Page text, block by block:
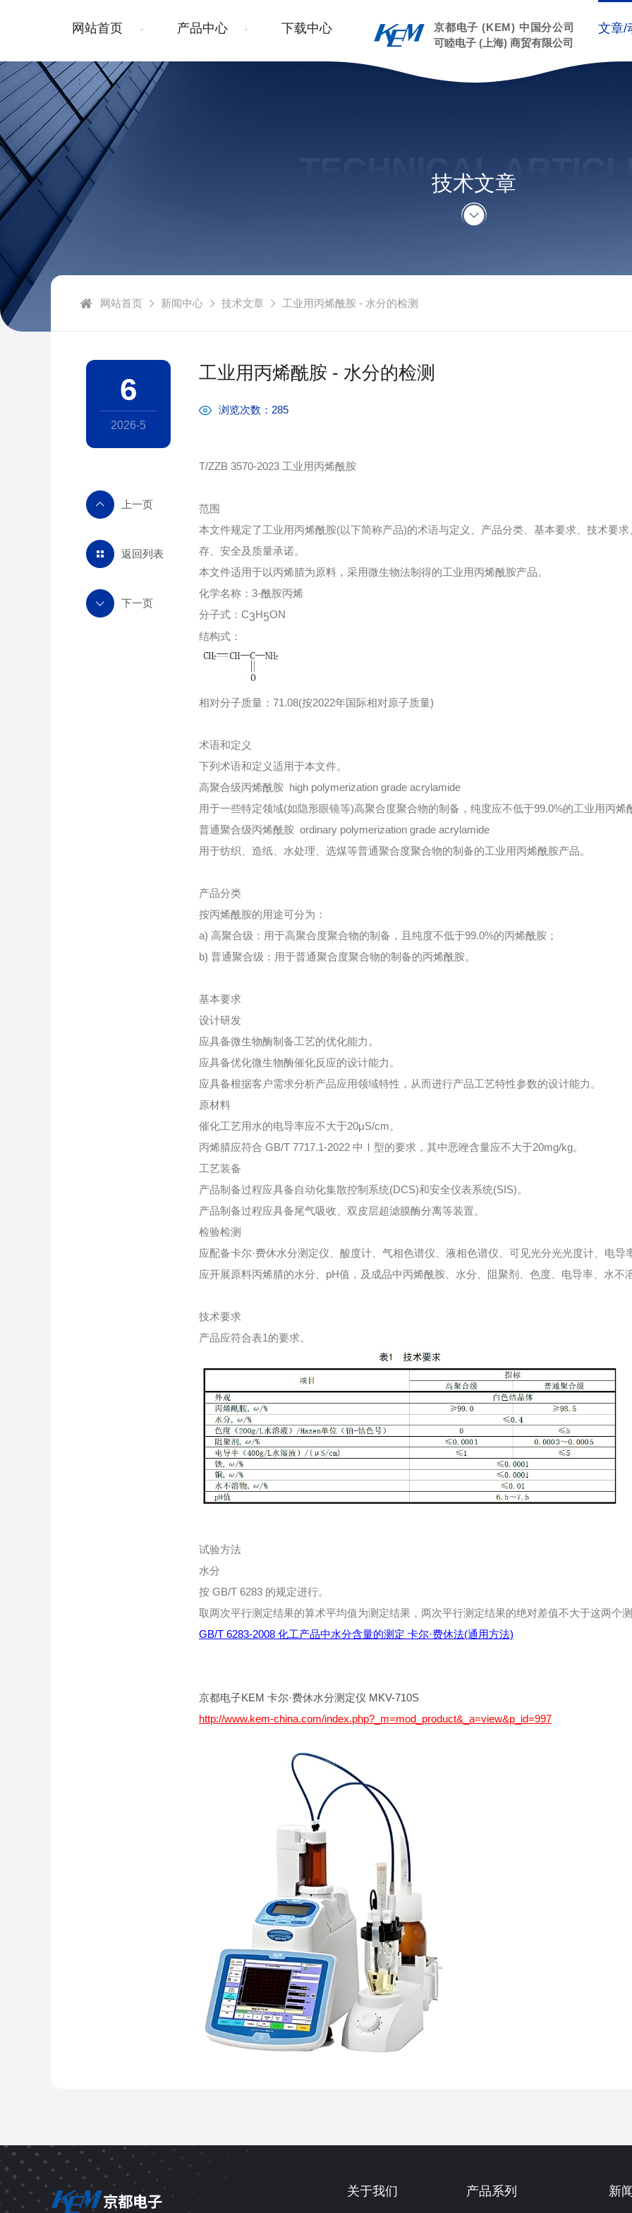
京都电子 (KEM) 中国分公司
可睦电子 (上海) 商贸有限公司
网站首页 产品中心 下载中心 文章/
TECHNICAL ARTICLE
技术文章
网站首页 新闻中心 技术文章 工业用丙烯酰胺 - 水分的检测
工业用丙烯酰胺 - 水分的检测
浏览次数：285
T/ZZB 3570-2023 工业用丙烯酰胺
范围
本文件规定了工业用丙烯酰胺(以下简称产品)的术语与定义、产品分类、基本要求、技术要
存、安全及质量承诺。
本文件适用于以丙烯腈为原料，采用微生物法制得的工业用丙烯酰胺产品。
化学名称：3-酰胺丙烯
分子式：C3H5ON
结构式：
相对分子质量：71.08(按2022年国际相对原子质量)
术语和定义
下列术语和定义适用于本文件。
高聚合级丙烯酰胺 high polymerization grade acrylamide
用于一些特定领域(如隐形眼镜等)高聚合度聚合物的制备，纯度应不低于99.0%的工业用丙烯
普通聚合级丙烯酰胺 ordinary polymerization grade acrylamide
用于纺织、造纸、水处理、选煤等普通聚合度聚合物的制备的工业用丙烯酰胺产品。
产品分类
按丙烯酰胺的用途可分为：
a) 高聚合级：用于高聚合度聚合物的制备，且纯度不低于99.0%的丙烯酰胺；
b) 普通聚合级：用于普通聚合度聚合物的制备的丙烯酰胺。
基本要求
设计研发
应具备微生物酶制备工艺的优化能力。
应具备优化微生物酶催化反应的设计能力。
应具备根据客户需求分析产品应用领域特性，从而进行产品工艺特性参数的设计能力。
原材料
催化工艺用水的电导率应不大于20μS/cm。
丙烯腈应符合 GB/T 7717.1-2022 中Ⅰ型的要求，其中恶唑含量应不大于20mg/kg。
工艺装备
产品制备过程应具备自动化集散控制系统(DCS)和安全仪表系统(SIS)。
产品制备过程应具备尾气吸收、双皮层超滤膜酶分离等装置。
检验检测
应配备卡尔·费休水分测定仪、酸度计、气相色谱仪、液相色谱仪、可见光分光光度计、电导
应开展原料丙烯腈的水分、pH值，及成品中丙烯酰胺、水分、阻聚剂、色度、电导率、水不
技术要求
产品应符合表1的要求。
试验方法
水分
按 GB/T 6283 的规定进行。
取两次平行测定结果的算术平均值为测定结果，两次平行测定结果的绝对差值不大于这两个
GB/T 6283-2008 化工产品中水分含量的测定 卡尔·费休法(通用方法)
京都电子KEM 卡尔·费休水分测定仪 MKV-710S
http://www.kem-china.com/index.php?_m=mod_product&_a=view&p_id=997
6
2026-5
返回列表
关于我们 产品系列 新